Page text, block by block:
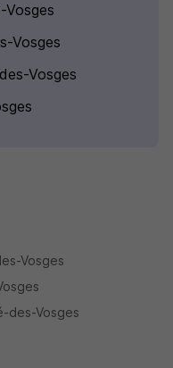
Vosges
Vosges
Vosges
Vosges
des-Vosges